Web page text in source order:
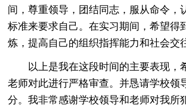
间，尊重领导，团结同志，服从命令，
标准来要求自己。在实习期间，希望得
炼，提高自己的组织指挥能力和社会交
以上是我在这段时间的主要表现，
老师对此进行严格审查。并恳请学校领
分。我非常感谢学校领导和老师对我所